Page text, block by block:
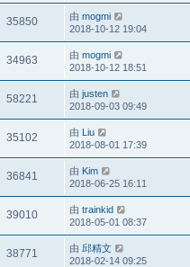
35850 由 mogmi
2018-10-12 19:04
34963 由 mogmi
2018-10-12 18:51
58221 由 justen
2018-09-03 09:49
35102 由 Liu
2018-08-01 17:39
36841 由 Kim
2018-06-25 16:11
39010 由 trainkid
2018-05-01 08:37
38771 由 邱精文
2018-02-14 09:25